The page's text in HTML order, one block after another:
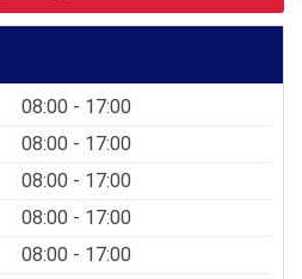
08:00 - 17:00
08:00 - 17:00
08:00 - 17:00
08:00 - 17:00
08:00 - 17:00